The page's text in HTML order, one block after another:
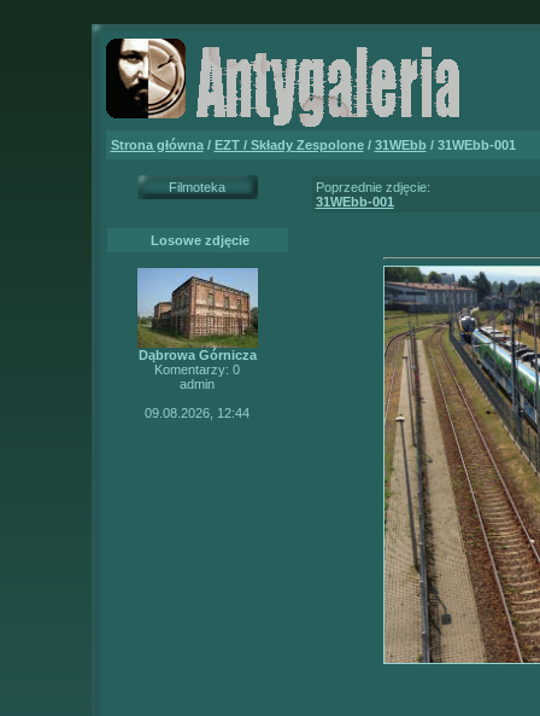
Strona główna/ EZT / Składy Zespolone/ 31WEbb / 31WEbb-001
Filmoteka
Losowe zdjęcie
Dąbrowa Górnicza
Komentarzy: 0
admin
09.08.2026, 12:44
Poprzednie zdjęcie:
31WEbb-001